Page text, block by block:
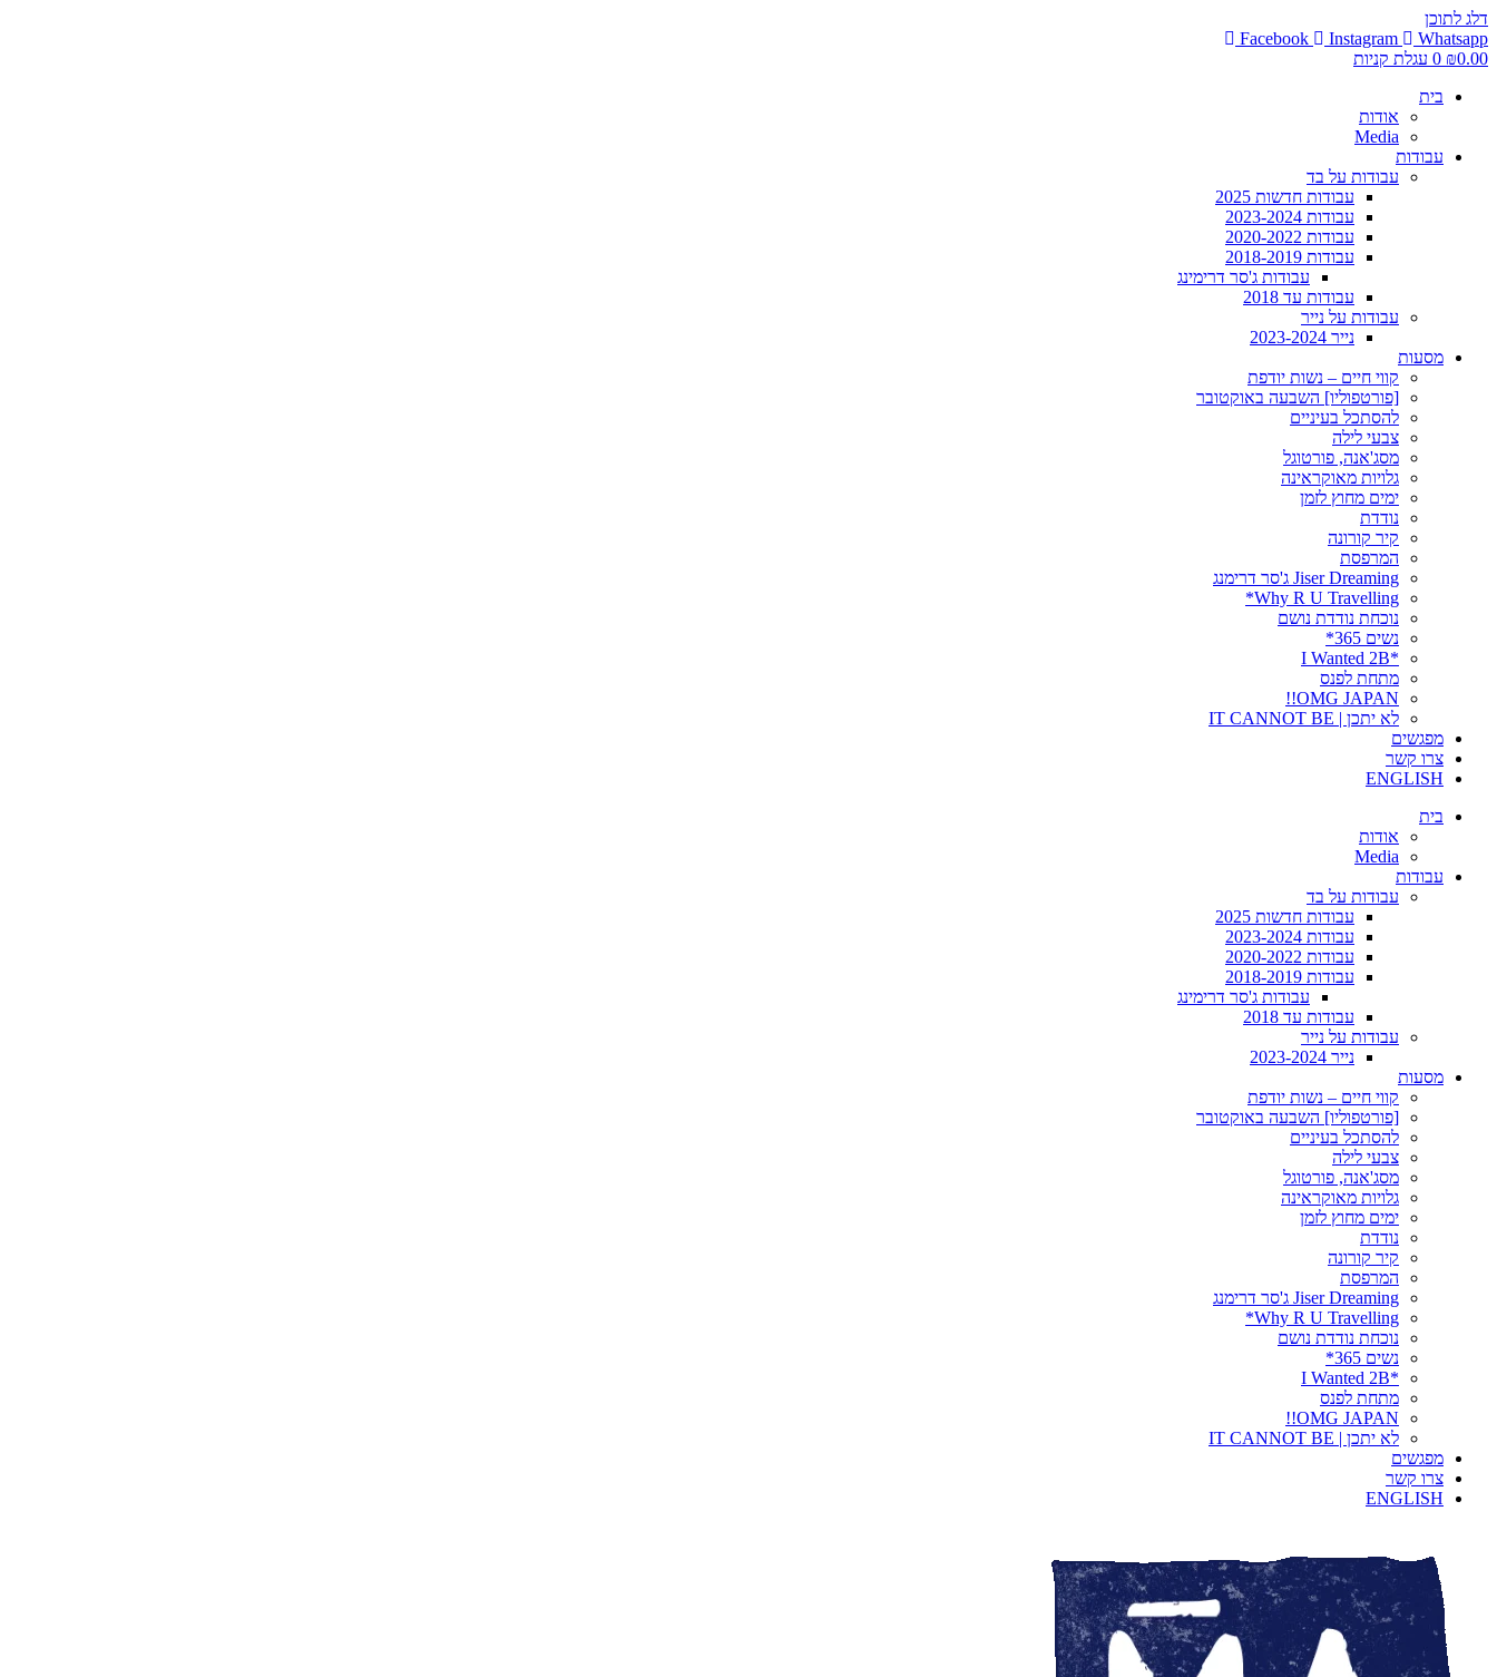
דלג לתוכן
Facebook
Instagram
Whatsapp
₪0.00
0 עגלת קניות
בית
אודות
Media
עבודות
עבודות על בד
עבודות חדשות 2025
עבודות 2023-2024
עבודות 2020-2022
עבודות 2018-2019
עבודות ג'סר דרימינג
עבודות עד 2018
עבודות על נייר
נייר 2023-2024
מסעות
קווי חיים – נשות יודפת
[פורטפוליו] השבעה באוקטובר
להסתכל בעיניים
צבעי לילה
מסג'אנה, פורטוגל
גלויות מאוקראינה
ימים מחוץ לזמן
נודדת
קיר קורונה
המרפסת
Jiser Dreaming ג'סר דרימנג
Why R U Travelling*
נוכחת נודדת נושם
נשים 365*
*I Wanted 2B
מתחת לפנס
OMG JAPAN!!
לא יתכן | IT CANNOT BE
מפגשים
צרו קשר
ENGLISH
בית
אודות
Media
עבודות
עבודות על בד
עבודות חדשות 2025
עבודות 2023-2024
עבודות 2020-2022
עבודות 2018-2019
עבודות ג'סר דרימינג
עבודות עד 2018
עבודות על נייר
נייר 2023-2024
מסעות
קווי חיים – נשות יודפת
[פורטפוליו] השבעה באוקטובר
להסתכל בעיניים
צבעי לילה
מסג'אנה, פורטוגל
גלויות מאוקראינה
ימים מחוץ לזמן
נודדת
קיר קורונה
המרפסת
Jiser Dreaming ג'סר דרימנג
Why R U Travelling*
נוכחת נודדת נושם
נשים 365*
*I Wanted 2B
מתחת לפנס
OMG JAPAN!!
לא יתכן | IT CANNOT BE
מפגשים
צרו קשר
ENGLISH